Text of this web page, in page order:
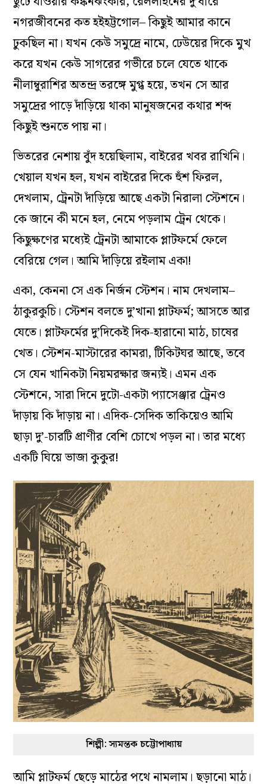
নগরজীবনের কত হইহট্টগোল– কিছুই আমার কানে
ঢুকছিল না। যখন কেউ সমুদ্রে নামে, ঢেউয়ের দিকে মুখ
করে যখন কেউ সাগরের গভীরে চলে যেতে থাকে
নীলাম্বুরাশির অতন্দ্র তরঙ্গে মুগ্ধ হয়ে, তখন সে আর
সমুদ্রের পাড়ে দাঁড়িয়ে থাকা মানুষজনের কথার শব্দ
কিছুই শুনতে পায় না।
ভিতরের নেশায় বুঁদ হয়েছিলাম, বাইরের খবর রাখিনি।
খেয়াল যখন হল, যখন বাইরের দিকে হুঁশ ফিরল,
দেখলাম, ট্রেনটা দাঁড়িয়ে আছে একটা নিরালা স্টেশনে।
কে জানে কী মনে হল, নেমে পড়লাম ট্রেন থেকে।
কিছুক্ষণের মধ্যেই ট্রেনটা আমাকে প্লাটফর্মে ফেলে
বেরিয়ে গেল। আমি দাঁড়িয়ে রইলাম একা!
একা, কেননা সে এক নির্জন স্টেশন। নাম দেখলাম–
ঠাকুরকুচি। স্টেশন বলতে দু’খানা প্লাটফর্ম; আসতে আর
যেতে। প্লাটফর্মের দু’দিকেই দিক-হারানো মাঠ, চাষের
খেত। স্টেশন-মাস্টারের কামরা, টিকিটঘর আছে, তবে
সে যেন খানিকটা নিয়মরক্ষার জন্যই। এমন এক
স্টেশনে, সারা দিনে দুটো-একটা প্যাসেঞ্জার ট্রেনও
দাঁড়ায় কি দাঁড়ায় না। এদিক-সেদিক তাকিয়েও আমি
ছাড়া দু’-চারটি প্রাণীর বেশি চোখে পড়ল না। তার মধ্যে
একটি ঘিয়ে ভাজা কুকুর!
শিল্পী: স্যমন্তক চট্টোপাধ্যায়
আমি প্লাটফর্ম ছেড়ে মাঠের পথে নামলাম। ছড়ানো মাঠ।